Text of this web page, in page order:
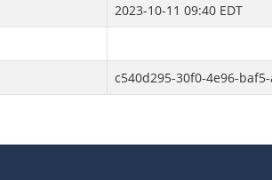
2023-10-11 09:40 EDT
c540d295-30f0-4e96-